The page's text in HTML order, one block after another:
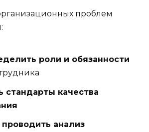
проблем
роли и обязанности
стандарты качества
анализ